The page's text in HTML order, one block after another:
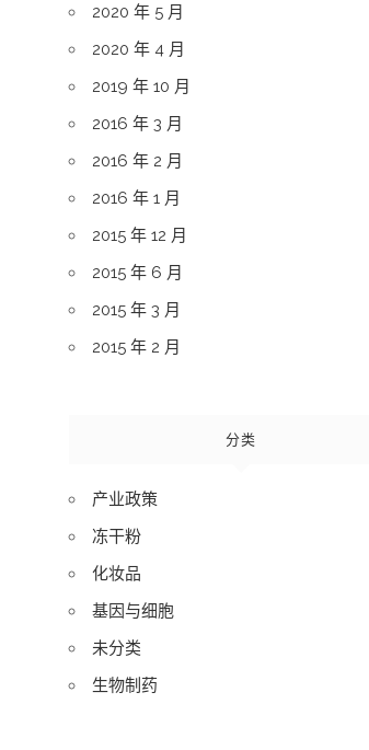
2020 年 5 月
2020 年 4 月
2019 年 10 月
2016 年 3 月
2016 年 2 月
2016 年 1 月
2015 年 12 月
2015 年 6 月
2015 年 3 月
2015 年 2 月
分类
产业政策
冻干粉
化妆品
基因与细胞
未分类
生物制药